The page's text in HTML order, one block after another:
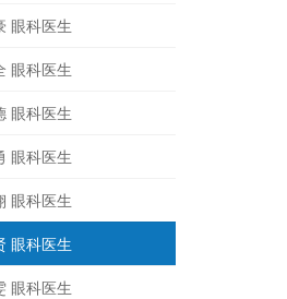
眼科医生
眼科医生
眼科医生
眼科医生
眼科医生
眼科医生
眼科医生